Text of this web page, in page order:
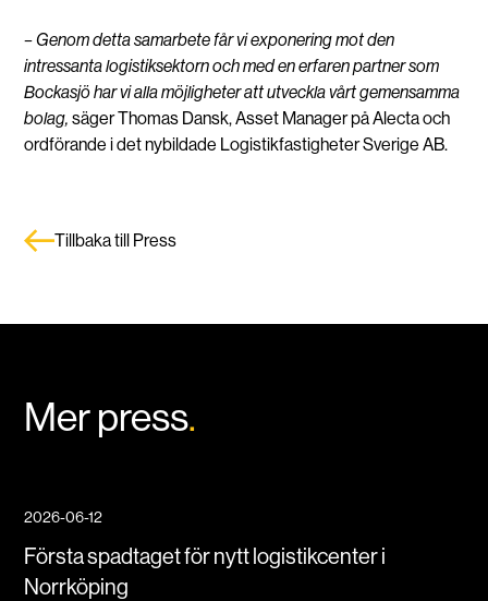
– Genom detta samarbete får vi exponering mot den
intressanta logistiksektorn och med en erfaren partner som
Bockasjö har vi alla möjligheter att utveckla vårt gemensamma
bolag,säger Thomas Dansk, Asset Manager på Alecta och
ordförande i det nybildade Logistikfastigheter Sverige AB.
Tillbaka till Press
Mer press.
2026-06-12
Första spadtaget för nytt logistikcenter i
Norrköping